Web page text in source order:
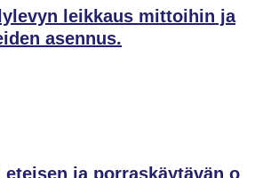
leikkaus mittoihin ja
asennus.
ja porraskäytävän o